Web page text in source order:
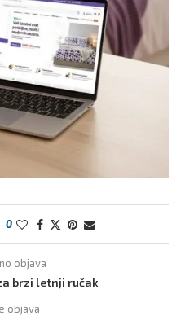
0
objava
brzi letnji ručak
objava